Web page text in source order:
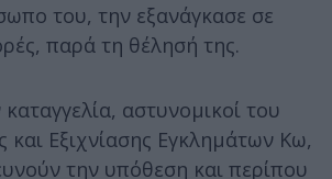
του, την εξανάγκασε σε
παρά τη θέλησή της.
αστυνομικοί του
Εξιχνίασης Εγκλημάτων Κω,
την υπόθεση και περίπου